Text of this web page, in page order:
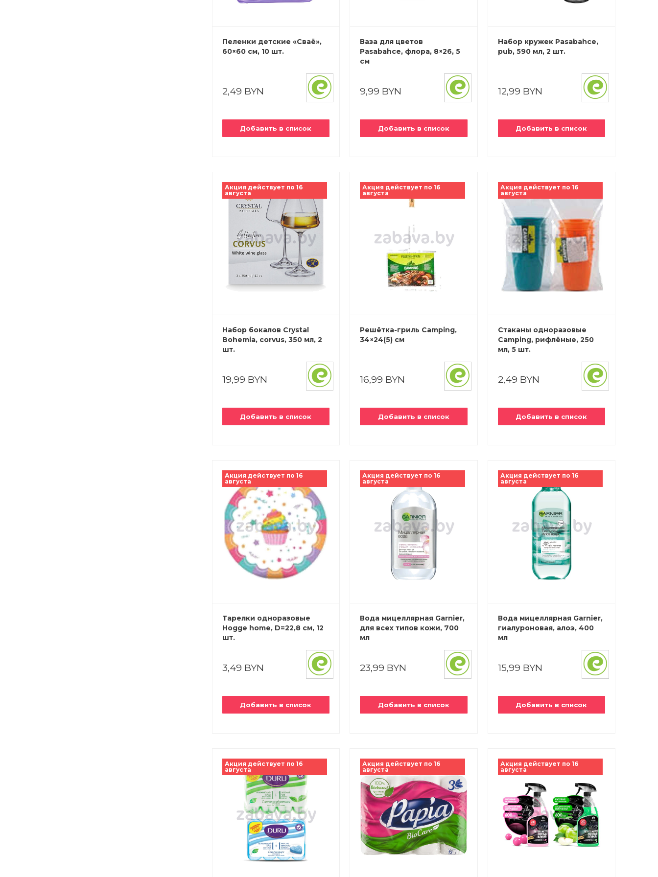
Пеленки детские «Сваё»,
60×60 см, 10 шт.
2,49 BYN
Добавить в список
Ваза для цветов
Pasabahce, флора, 8×26, 5
см
9,99 BYN
Добавить в список
Набор кружек Pasabahce,
pub, 590 мл, 2 шт.
12,99 BYN
Добавить в список
Акция действует по 16
августа
Набор бокалов Crystal
Bohemia, corvus, 350 мл, 2
шт.
19,99 BYN
Добавить в список
Акция действует по 16
августа
Решётка-гриль Camping,
34×24(5) см
16,99 BYN
Добавить в список
Акция действует по 16
августа
Стаканы одноразовые
Camping, рифлёные, 250
мл, 5 шт.
2,49 BYN
Добавить в список
Акция действует по 16
августа
Тарелки одноразовые
Hogge home, D=22,8 см, 12
шт.
3,49 BYN
Добавить в список
Акция действует по 16
августа
Вода мицеллярная Garnier,
для всех типов кожи, 700
мл
23,99 BYN
Добавить в список
Акция действует по 16
августа
Вода мицеллярная Garnier,
гиалуроновая, алоэ, 400
мл
15,99 BYN
Добавить в список
Акция действует по 16
августа
Акция действует по 16
августа
Акция действует по 16
августа